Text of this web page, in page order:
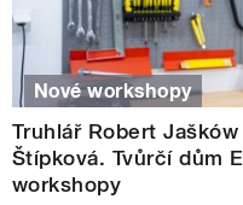
Nové workshopy
Truhlář Robert
Štípková. Tvůrčí dům
workshopy